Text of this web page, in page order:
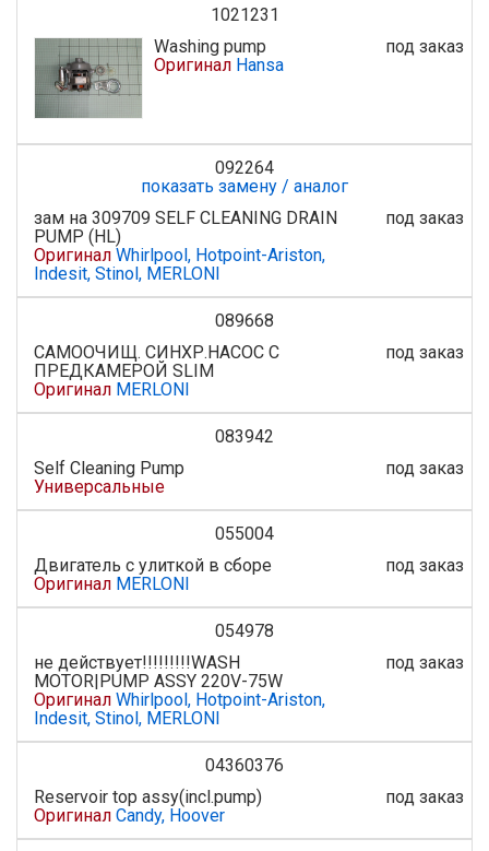
1021231
Washing pump
Оригинал Hansa
под заказ
092264
показать замену / аналог
зам на 309709 SELF CLEANING DRAIN
PUMP (HL)
Оригинал Whirlpool, Hotpoint-Ariston,
Indesit, Stinol, MERLONI
под заказ
089668
САМООЧИЩ. СИНХР.НАСОС С
ПРЕДКАМЕРОЙ SLIM
Оригинал MERLONI
под заказ
083942
Self Cleaning Pump
Универсальные
под заказ
055004
Двигатель с улиткой в сборе
Оригинал MERLONI
под заказ
054978
не действует!!!!!!!!!WASH
MOTOR|PUMP ASSY 220V-75W
Оригинал Whirlpool, Hotpoint-Ariston,
Indesit, Stinol, MERLONI
под заказ
04360376
Reservoir top assy(incl.pump)
Оригинал Candy, Hoover
под заказ